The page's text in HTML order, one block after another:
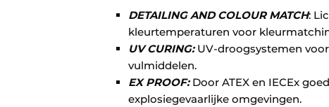
DETAILING AND COLOUR MATCH:
kleurtemperaturen voor
UV CURING:UV-droogsystemen
vulmiddelen.
EX PROOF:Door ATEX en IECEx
explosiegevaarlijke omgevingen.